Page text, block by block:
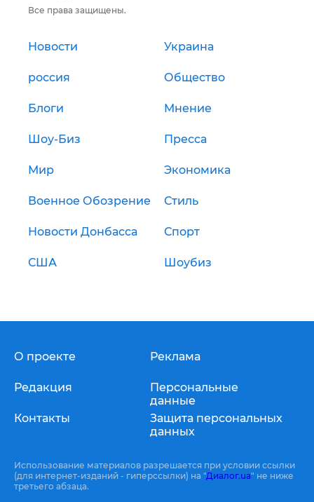
Все права защищены.
Новости Украина
россия Общество
Блоги Мнение
Шоу-Биз Пресса
Мир Экономика
Военное Обозрение Стиль
Новости Донбасса Спорт
США Шоубиз
О проекте
Редакция
Контакты
Реклама
Персональные
данные
Защита персональных
данных
Использование материалов разрешается при условии ссылки
(для интернет-изданий - гиперссылки) на "Диалог.ua" не ниже
третьего абзаца.